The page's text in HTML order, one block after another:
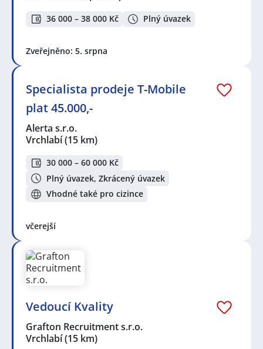
36 000 – 38 000 Kč Plný úvazek
Zveřejněno: 5. srpna
Specialista prodeje T-Mobile
plat 45.000,-
Alerta s.r.o.
Vrchlabí(15 km)
30 000 – 60 000 Kč
Plný úvazek, Zkrácený úvazek
Vhodné také pro cizince
včerejší
Vedoucí Kvality
Grafton Recruitment s.r.o.
Vrchlabí(15 km)